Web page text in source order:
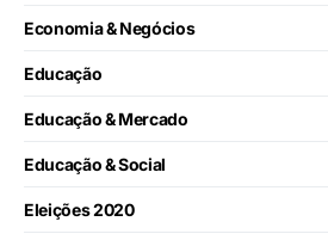
Economia & Negócios
Educação
Educação & Mercado
Educação & Social
Eleições 2020